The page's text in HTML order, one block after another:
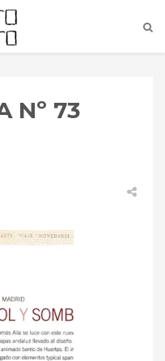
Nº 73